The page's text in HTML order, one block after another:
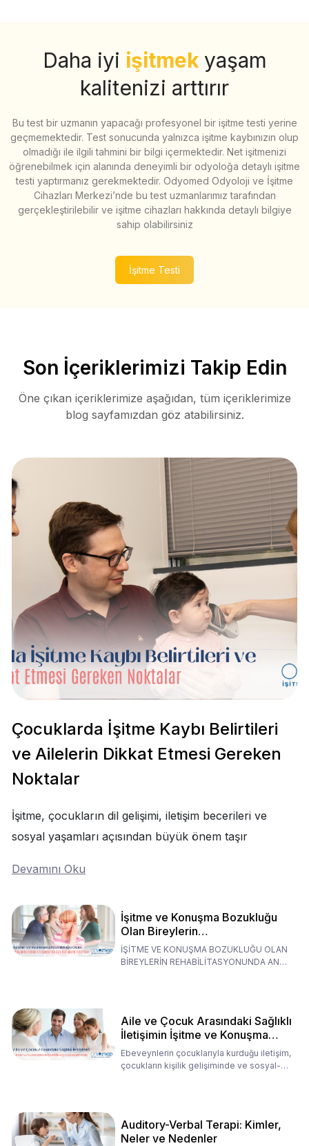
Daha iyi işitmek yaşam
kalitenizi arttırır
Bu test bir uzmanın yapacağı profesyonel bir işitme testi yerine
geçmemektedir. Test sonucunda yalnızca işitme kaybınızın olup
olmadığı ile ilgili tahmini bir bilgi içermektedir. Net işitmenizi
öğrenebilmek için alanında deneyimli bir odyoloğa detaylı işitme
testi yaptırmanız gerekmektedir. Odyomed Odyoloji ve İşitme
Cihazları Merkezi’nde bu test uzmanlarımız tarafından
gerçekleştirilebilir ve işitme cihazları hakkında detaylı bilgiye
sahip olabilirsiniz
İşitme Testi
Son İçeriklerimizi Takip Edin
Öne çıkan içeriklerimize aşağıdan, tüm içeriklerimize
blog sayfamızdan göz atabilirsiniz.
Çocuklarda İşitme Kaybı Belirtileri
ve Ailelerin Dikkat Etmesi Gereken
Noktalar
İşitme, çocukların dil gelişimi, iletişim becerileri ve
sosyal yaşamları açısından büyük önem taşır
Devamını Oku
İşitme ve Konuşma Bozukluğu
Olan Bireylerin
Rehabilitasyonunda Ana
Babaların Tutumları
İŞİTME VE KONUŞMA BOZUKLUĞU OLAN
BİREYLERİN REHABİLİTASYONUNDA ANA
Aile ve Çocuk Arasındaki Sağlıklı
İletişimin İşitme ve Konuşma
Rehabilitasyonundaki Rolü
Ebeveynlerin çocuklarıyla kurduğu iletişim,
çocukların kişilik gelişiminde ve sosyal-
Auditory-Verbal Terapi: Kimler,
Neler ve Nedenler